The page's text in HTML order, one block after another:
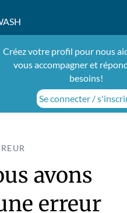
Créez votre profil pour nous
vous accompagner et
besoins!
Se connecter /
avons
erreur